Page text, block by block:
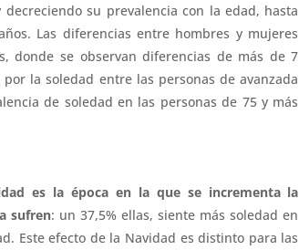
su prevalencia con la edad, hasta
Las diferencias entre hombres y mujeres
donde se observan diferencias de más de 7
la soledad entre las personas de avanzada
de soledad en las personas de 75 y más
es la época en la que se incrementa la
sufren: un 37,5% ellas, siente más soledad en
Este efecto de la Navidad es distinto para las